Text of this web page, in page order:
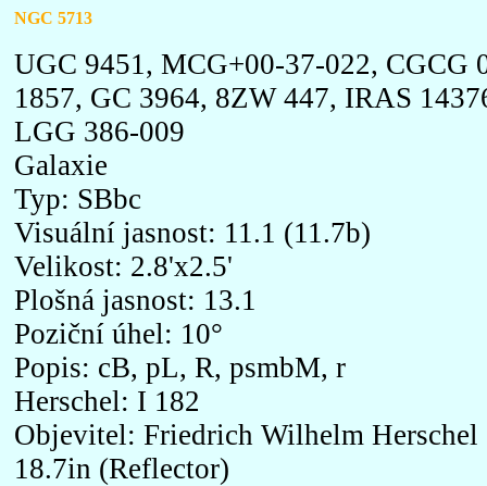
NGC 5713
UGC 9451, MCG+00-37-022, CGCG
1857, GC 3964, 8ZW 447, IRAS
LGG 386-009
Galaxie
Typ: SBbc
Visuální jasnost: 11.1 (11.7b)
Velikost: 2.8'x2.5'
Plošná jasnost: 13.1
Poziční úhel: 10°
Popis: cB, pL, R, psmbM, r
Herschel: I 182
Objevitel: Friedrich Wilhelm Herschel
18.7in (Reflector)